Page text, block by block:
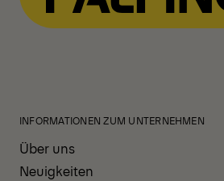
INFORMATIONEN ZUM UNTERNEHMEN
Über uns
Neuigkeiten